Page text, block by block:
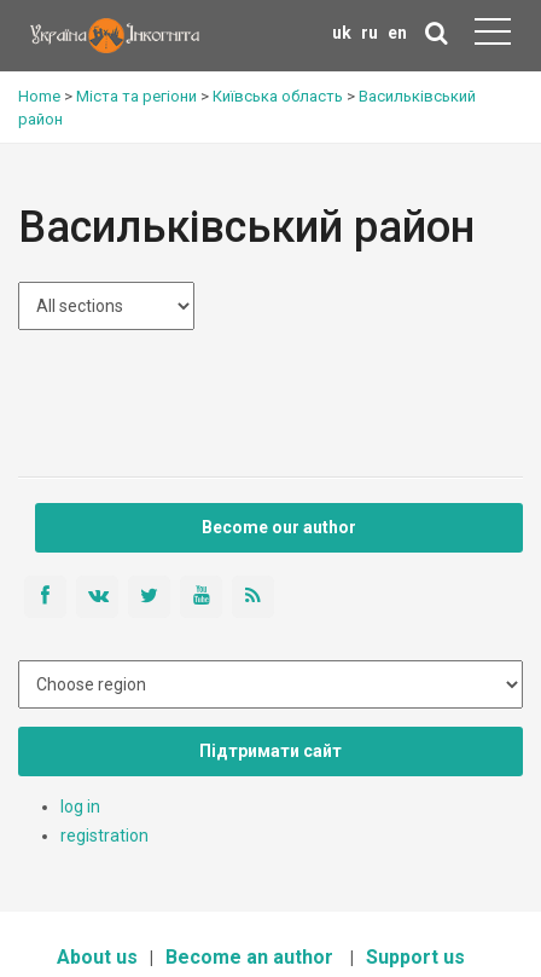
uk ru en
Home > Міста та регіони > Київська область > Васильківський
район
Васильківський район
Become our author
Підтримати сайт
log in
registration
About us Become an author Support us